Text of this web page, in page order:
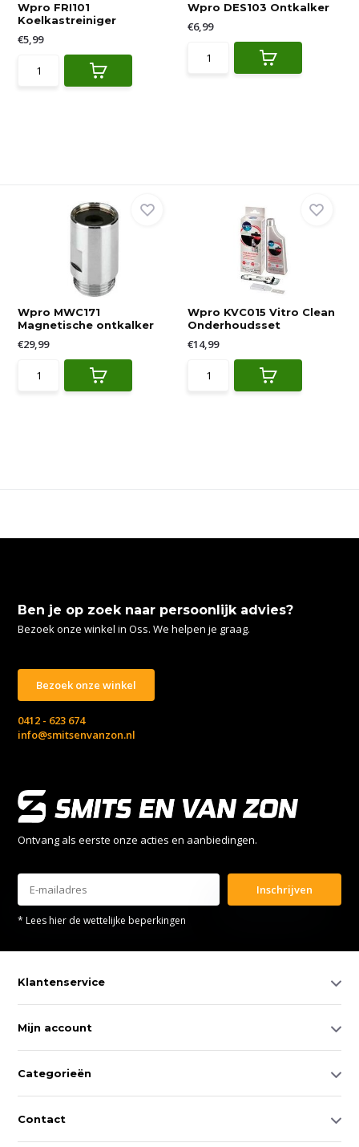
Wpro FRI101
Koelkastreiniger
€5,99
Wpro DES103 Ontkalker
€6,99
Wpro MWC171
Magnetische ontkalker
€29,99
Wpro KVC015 Vitro Clean
Onderhoudsset
€14,99
Ben je op zoek naar persoonlijk advies?
Bezoek onze winkel in Oss. We helpen je graag.
Bezoek onze winkel
0412 - 623 674
info@smitsenvanzon.nl
Ontvang als eerste onze acties en aanbiedingen.
Inschrijven
* Lees hier de wettelijke beperkingen
Klantenservice
Mijn account
Categorieën
Contact